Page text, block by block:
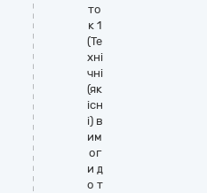
то
к 1
(Те
хні
чні
(як
існ
і) в
им
ог
и д
о т